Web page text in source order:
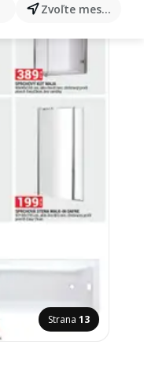
produkty... Zvoľte mesto
Strana 13